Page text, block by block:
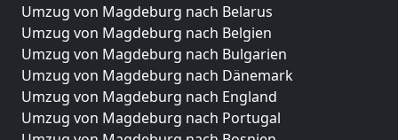
Umzug von Magdeburg nach Belarus
Umzug von Magdeburg nach Belgien
Umzug von Magdeburg nach Bulgarien
Umzug von Magdeburg nach Dänemark
Umzug von Magdeburg nach England
Umzug von Magdeburg nach Portugal